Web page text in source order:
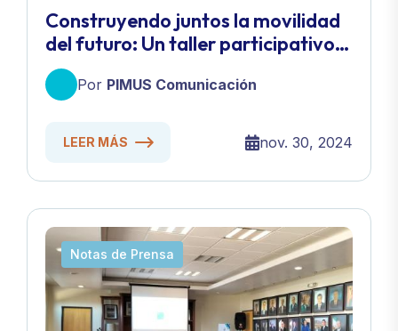
Construyendo juntos la movilidad
del futuro: Un taller participativo
para transformar Ensenada
Por PIMUS Comunicación
LEER MÁS nov. 30, 2024
Notas de Prensa